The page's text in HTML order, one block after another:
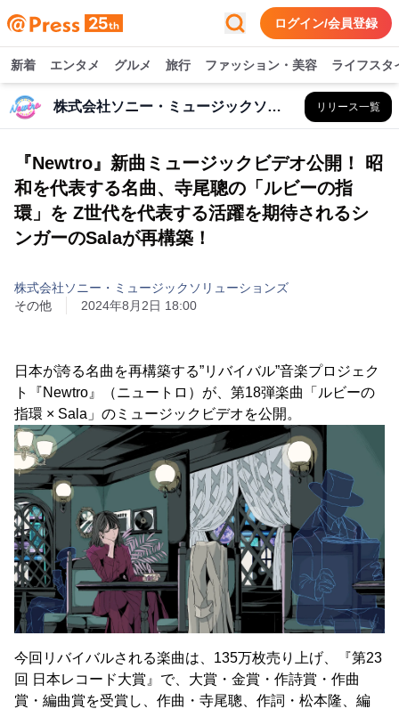
ログイン/会員登録
新着 エンタメ グルメ 旅行 ファッション・美容 ライフスタ
株式会社ソニー・ミュージックソリューションズ リリース一覧
『Newtro』新曲ミュージックビデオ公開！ 昭
和を代表する名曲、寺尾聰の「ルビーの指
環」を Z世代を代表する活躍を期待されるシ
ンガーのSalaが再構築！
株式会社ソニー・ミュージックソリューションズ
その他
2024年8月2日 18:00
日本が誇る名曲を再構築する”リバイバル”音楽プロジェク
ト『Newtro』（ニュートロ）が、第18弾楽曲「ルビーの
指環 × Sala」のミュージックビデオを公開。
今回リバイバルされる楽曲は、135万枚売り上げ、『第23
回 日本レコード大賞』で、大賞・金賞・作詩賞・作曲
賞・編曲賞を受賞し、作曲・寺尾聰、作詞・松本隆、編